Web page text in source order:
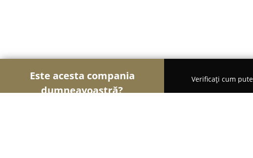
Este acesta compania
dumneavoastră?
Verificați cum